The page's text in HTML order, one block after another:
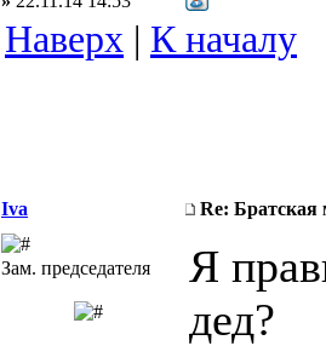
Наверх | К началу
Iva Re: Братская
Зам. председателя
Я
дед?